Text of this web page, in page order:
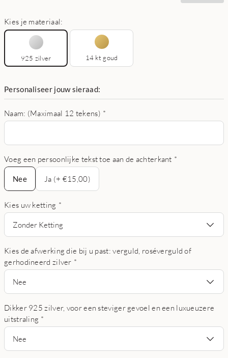
Kies je materiaal:
925 zilver 14 kt goud
Personaliseer jouw sieraad:
Naam: (Maximaal 12 tekens) *
Voeg een persoonlijke tekst toe aan de achterkant *
Nee
Nee
Ja (+ €15,00)
Kies uw ketting *
Zonder Ketting
Kies de afwerking die bij u past: verguld, roséverguld of
gerhodineerd zilver *
Nee
Dikker 925 zilver, voor een steviger gevoel en een luxueuzere
uitstraling *
Nee